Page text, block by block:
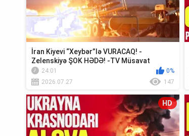
İran Kiyevi “Xeybər”lə VURACAQ! -
Zelenskiyə ŞOK HƏDƏ! -TV Müsavat
24:01
0%
2026.07.27
147
HD